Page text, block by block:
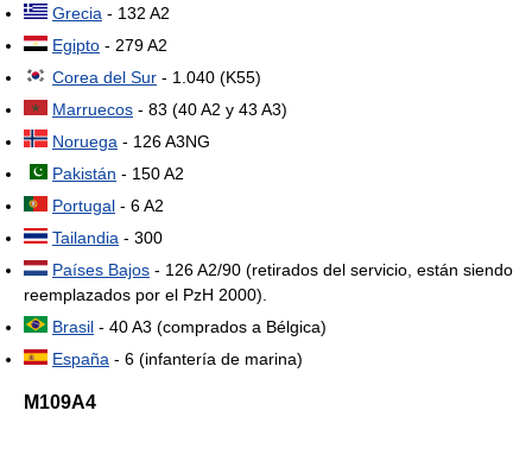
Grecia - 132 A2
Egipto - 279 A2
Corea del Sur - 1.040 (K55)
Marruecos - 83 (40 A2 y 43 A3)
Noruega - 126 A3NG
Pakistán - 150 A2
Portugal - 6 A2
Tailandia - 300
Países Bajos - 126 A2/90 (retirados del servicio, están siendo
reemplazados por el PzH 2000).
Brasil - 40 A3 (comprados a Bélgica)
España - 6 (infantería de marina)
M109A4